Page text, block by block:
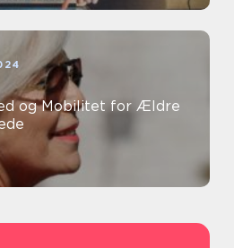
og Mobilitet for Ældre